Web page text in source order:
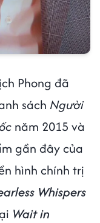
Phong đã
sách Người
năm 2015 và
gần đây của
hình chính trị
Whispers
Wait in